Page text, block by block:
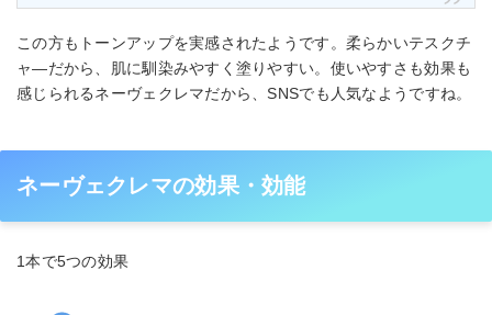
この方もトーンアップを実感されたようです。柔らかいテスクチ
ャ―だから、肌に馴染みやすく塗りやすい。使いやすさも効果も
感じられるネーヴェクレマだから、SNSでも人気なようですね。
ネーヴェクレマの効果・効能
1本で5つの効果